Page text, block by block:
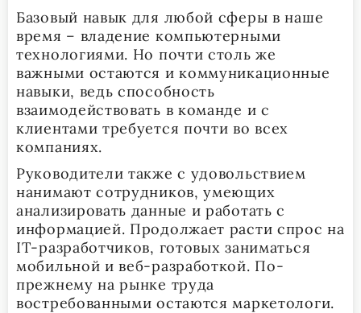
Базовый навык для любой сферы в наше
время – владение компьютерными
технологиями. Но почти столь же
важными остаются и коммуникационные
навыки, ведь способность
взаимодействовать в команде и с
клиентами требуется почти во всех
компаниях.
Руководители также с удовольствием
нанимают сотрудников, умеющих
анализировать данные и работать с
информацией. Продолжает расти спрос на
IT-разработчиков, готовых заниматься
мобильной и веб-разработкой. По-
прежнему на рынке труда
востребованными остаются маркетологи.